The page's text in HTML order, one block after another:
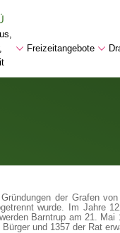
Freizeitangebote
der Grafen
wurde. Im Jahre
Barntrup am 21.
und 1357 der Rat